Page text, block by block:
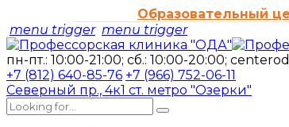
Образовательный
menu trigger menu trigger
пн-пт.: 10:00-21:00; сб.: 10:00-20:00;
+7 (812) 640-85-76 +7 (966) 752-06-11
Северный пр., 4к1 ст. метро "Озерки"